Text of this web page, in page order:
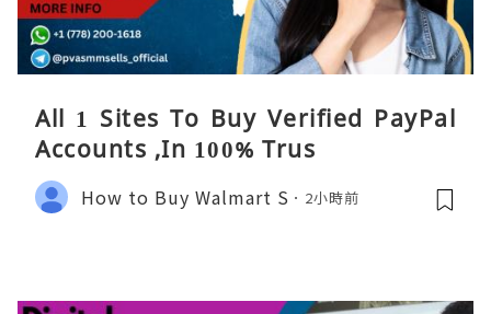
All 1 Sites To Buy Verified PayPal
Accounts ,In 100% Trus
How to Buy Walmart S 2小時前